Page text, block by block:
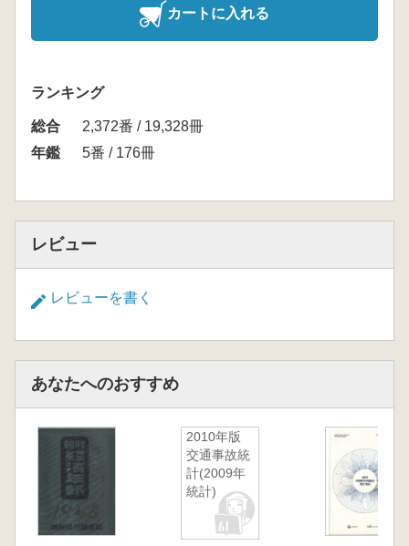
カートに入れる
ランキング
総合
2,372番 / 19,328冊
年鑑
5番 / 176冊
レビュー
レビューを書く
あなたへのおすすめ
2010年版
交通事故統
計(2009年
統計)